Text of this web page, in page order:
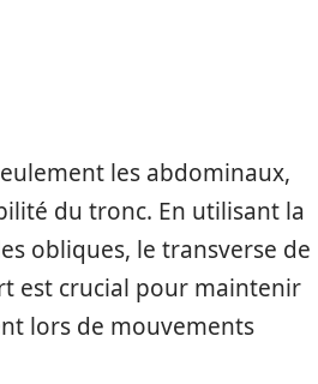
les abdominaux,
du tronc. En utilisant la
obliques, le transverse de
est crucial pour maintenir
lors de mouvements